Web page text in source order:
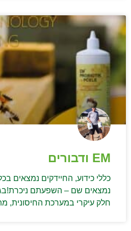
EM ודבורים
כללי כידוע, החיידקים נמצאים
נמצאים שם – השפעתם
חלק עיקרי במערכת החיסונית,